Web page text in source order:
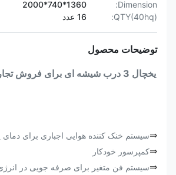
Dimension:
1360*740*2000
QTY(40hq):
16 عدد
توضیحات محصول
⇒سیستم خنک کننده هوایی اجباری برای
⇒کمپرسور خودکار
⇒سیستم فن متغیر برای صرفه جویی در